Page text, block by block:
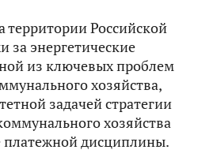
территории Российской
за энергетические
из ключевых проблем
хозяйства,
задачей стратегии
хозяйства
дисциплины.